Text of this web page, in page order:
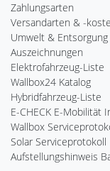
Zahlungsarten
Versandarten & -
Umwelt & Entsorgung
Auszeichnungen
Elektrofahrzeug-Liste
Wallbox24 Katalog
Hybridfahrzeug-Liste
E-CHECK E-Mobilität
Wallbox
Solar Serviceprotokoll
Aufstellungshinweis